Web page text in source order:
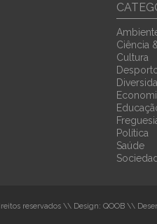
Ciência
Cultura
Política
Saúde
reservados \\ Design: QOOB \\